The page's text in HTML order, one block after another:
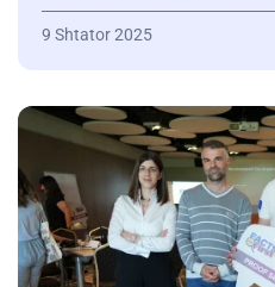
9 Shtator 2025